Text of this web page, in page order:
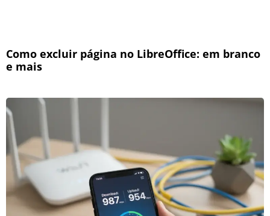
Como excluir página no LibreOffice: em branco
e mais